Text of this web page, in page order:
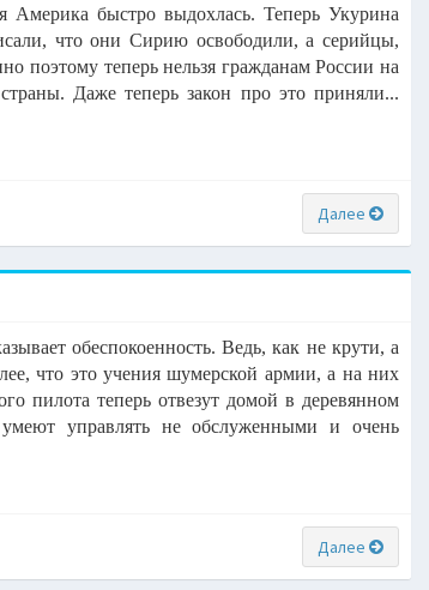
Америка быстро выдохлась. Теперь Укурина
что они Сирию освободили, а серийцы,
поэтому теперь нельзя гражданам России на
Даже теперь закон про это приняли...
Далее
обеспокоенность. Ведь, как не крути, а
что это учения шумерской армии, а на них
пилота теперь отвезут домой в деревянном
управлять не обслуженными и очень
Далее